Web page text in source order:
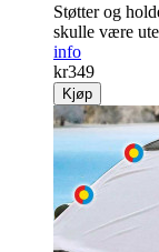
Støtter og
skulle være
info
kr349
Kjøp